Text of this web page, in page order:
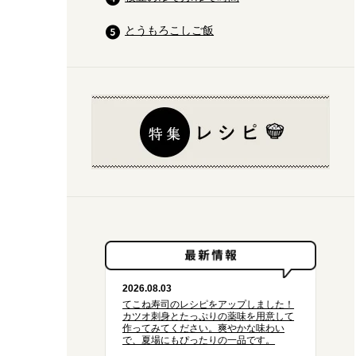
とうもろこしご飯
2026.08.03
てこね寿司のレシピをアップしました！
カツオ刺身とたっぷりの薬味を用意して
作ってみてください。爽やかな味わい
で、夏場にもぴったりの一品です。